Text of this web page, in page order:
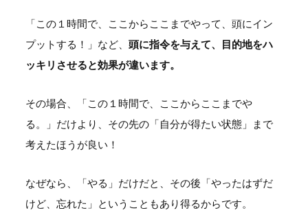
「この１時間で、ここからここまでやって、頭にイン
プットする！」など、 頭に指令を与えて、目的地をハ
ッキリさせると効果が違います。
その場合、「この１時間で、ここからここまでや
る。」だけより、その先の「自分が得たい状態」まで
考えたほうが良い！
なぜなら、「やる」だけだと、その後「やったはずだ
けど、忘れた」ということもあり得るからです。